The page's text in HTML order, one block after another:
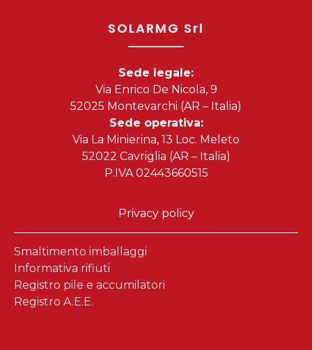
SOLARMG Srl
Sede legale:
Via Enrico De Nicola, 9
52025 Montevarchi (AR – Italia)
Sede operativa:
Via La Minierina, 13 Loc. Meleto
52022 Cavriglia (AR – Italia)
P.IVA 02443660515
Privacy policy
Smaltimento imballaggi
Informativa rifiuti
Registro pile e accumilatori
Registro A.E.E.